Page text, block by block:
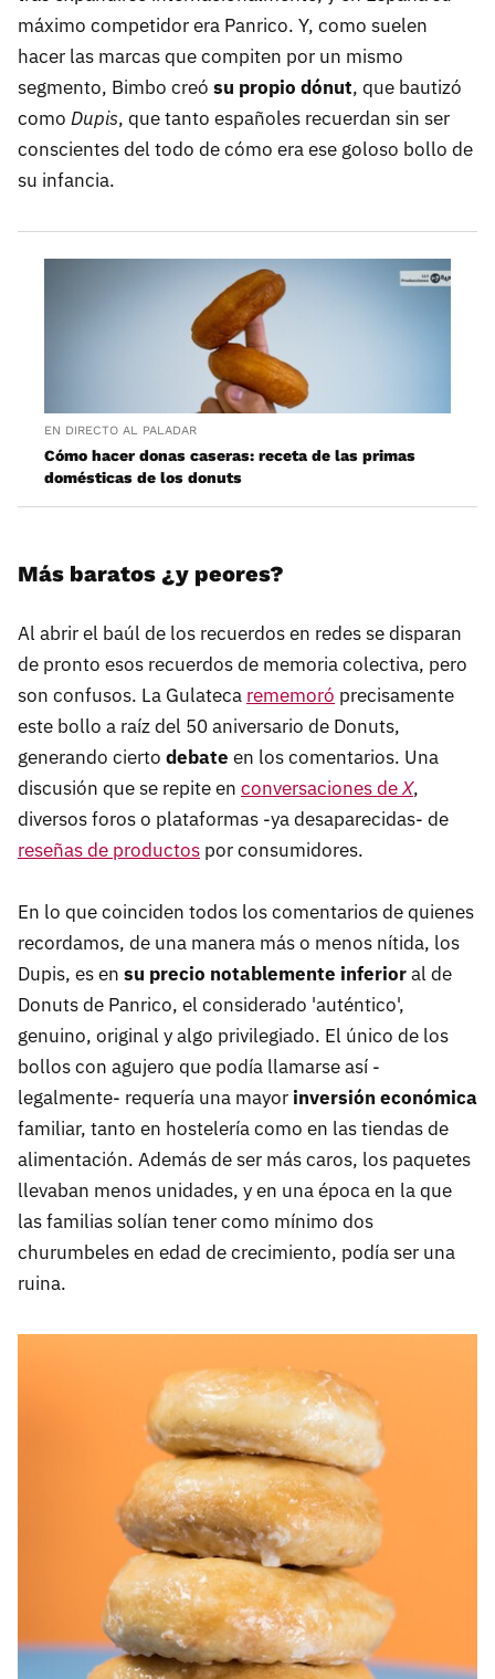
máximo competidor era Panrico. Y, como suelen
hacer las marcas que compiten por un mismo
segmento, Bimbo creó su propio dónut, que bautizó
como Dupis, que tanto españoles recuerdan sin ser
conscientes del todo de cómo era ese goloso bollo de
su infancia.
EN DIRECTO AL PALADAR
Cómo hacer donas caseras: receta de las primas
domésticas de los donuts
Más baratos ¿y peores?
Al abrir el baúl de los recuerdos en redes se disparan
de pronto esos recuerdos de memoria colectiva, pero
son confusos. La Gulateca rememoró precisamente
este bollo a raíz del 50 aniversario de Donuts,
generando cierto debate en los comentarios. Una
discusión que se repite en conversaciones deX,
diversos foros o plataformas -ya desaparecidas- de
reseñas de productos por consumidores.
En lo que coinciden todos los comentarios de quienes
recordamos, de una manera más o menos nítida, los
Dupis, es en su precio notablemente inferioral de
Donuts de Panrico, el considerado 'auténtico',
genuino, original y algo privilegiado. El único de los
bollos con agujero que podía llamarse así -
legalmente- requería una mayor inversión económica
familiar, tanto en hostelería como en las tiendas de
alimentación. Además de ser más caros, los paquetes
llevaban menos unidades, y en una época en la que
las familias solían tener como mínimo dos
churumbeles en edad de crecimiento, podía ser una
ruina.